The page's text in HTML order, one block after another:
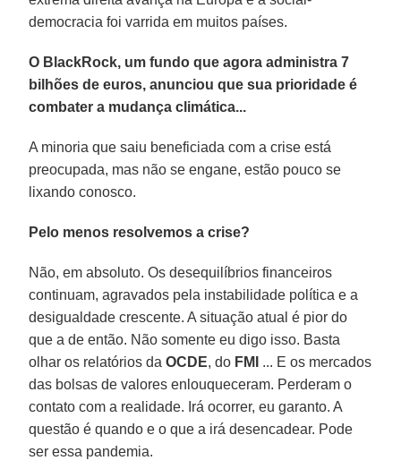
democracia foi varrida em muitos países.
O BlackRock, um fundo que agora administra 7
bilhões de euros, anunciou que sua prioridade é
combater a mudança climática...
A minoria que saiu beneficiada com a crise está
preocupada, mas não se engane, estão pouco se
lixando conosco.
Pelo menos resolvemos a crise?
Não, em absoluto. Os desequilíbrios financeiros
continuam, agravados pela instabilidade política e a
desigualdade crescente. A situação atual é pior do
que a de então. Não somente eu digo isso. Basta
olhar os relatórios daOCDE, do FMI
... E os mercados
das bolsas de valores enlouqueceram. Perderam o
contato com a realidade. Irá ocorrer, eu garanto. A
questão é quando e o que a irá desencadear. Pode
ser essa pandemia.